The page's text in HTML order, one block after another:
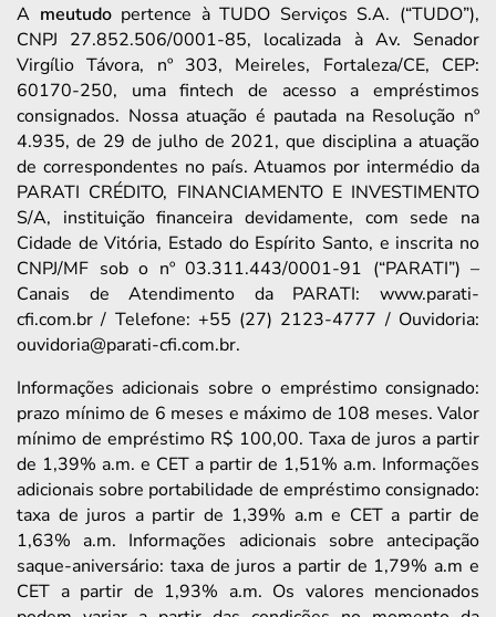
A meutudopertence à TUDO Serviços S.A. (“TUDO”),
CNPJ 27.852.506/0001-85, localizada à Av. Senador
Virgílio Távora, nº 303, Meireles, Fortaleza/CE, CEP:
60170-250, uma fintech de acesso a empréstimos
consignados. Nossa atuação é pautada na Resolução nº
4.935, de 29 de julho de 2021, que disciplina a atuação
de correspondentes no país. Atuamos por intermédio da
PARATI CRÉDITO, FINANCIAMENTO E INVESTIMENTO
S/A, instituição financeira devidamente, com sede na
Cidade de Vitória, Estado do Espírito Santo, e inscrita no
CNPJ/MF sob o nº 03.311.443/0001-91 (“PARATI”) –
Canais de Atendimento da PARATI: www.parati-
cfi.com.br / Telefone: +55 (27) 2123-4777 / Ouvidoria:
ouvidoria@parati-cfi.com.br.
Informações adicionais sobre o empréstimo consignado:
prazo mínimo de 6 meses e máximo de 108 meses. Valor
mínimo de empréstimo R$ 100,00. Taxa de juros a partir
de 1,39% a.m. e CET a partir de 1,51% a.m. Informações
adicionais sobre portabilidade de empréstimo consignado:
taxa de juros a partir de 1,39% a.m e CET a partir de
1,63% a.m. Informações adicionais sobre antecipação
saque-aniversário: taxa de juros a partir de 1,79% a.m e
CET a partir de 1,93% a.m. Os valores mencionados